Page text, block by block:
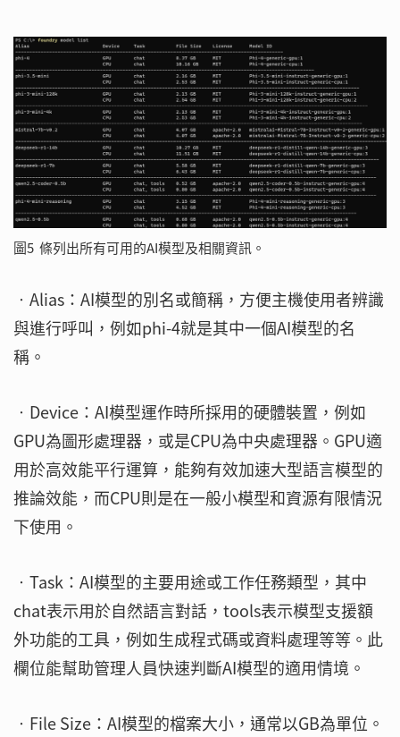
圖5 條列出所有可用的AI模型及相關資訊。
‧Alias：AI模型的別名或簡稱，方便主機使用者辨識
與進行呼叫，例如phi-4就是其中一個AI模型的名
稱。
‧Device：AI模型運作時所採用的硬體裝置，例如
GPU為圖形處理器，或是CPU為中央處理器。GPU適
用於高效能平行運算，能夠有效加速大型語言模型的
推論效能，而CPU則是在一般小模型和資源有限情況
下使用。
‧Task：AI模型的主要用途或工作任務類型，其中
chat表示用於自然語言對話，tools表示模型支援額
外功能的工具，例如生成程式碼或資料處理等等。此
欄位能幫助管理人員快速判斷AI模型的適用情境。
‧File Size：AI模型的檔案大小，通常以GB為單位。